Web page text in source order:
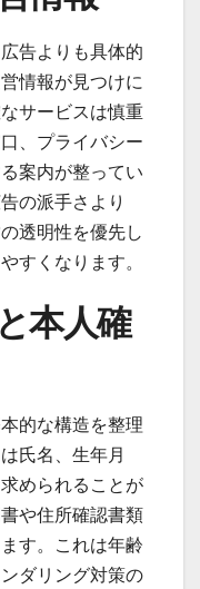
告よりも具体的
情報が見つけに
サービスは慎重
、プライバシー
案内が整ってい
の派手さより
透明性を優先し
すくなります。
本人確
的な構造を整理
氏名、生年月
められることが
や住所確認書類
す。これは年齢
ダリング対策の